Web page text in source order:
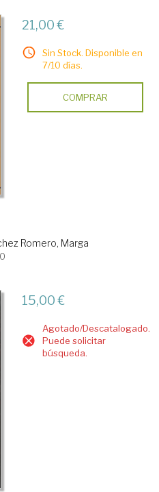
21,00 €
Sin Stock. Disponible en
7/10 días.
COMPRAR
Romero, Marga
15,00 €
Agotado/Descatalogado.
Puede solicitar
búsqueda.